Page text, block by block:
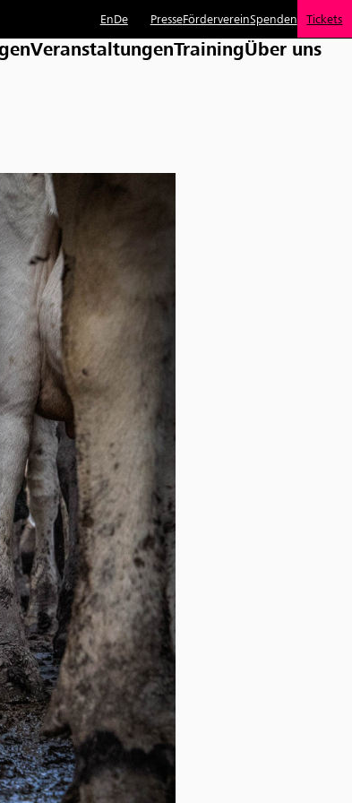
EnDe PresseFördervereinSpenden Tickets
VeranstaltungenTrainingÜber uns